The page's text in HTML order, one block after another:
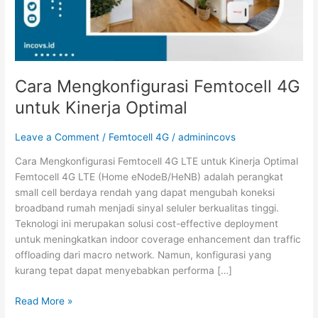
Cara Mengkonfigurasi Femtocell 4G
untuk Kinerja Optimal
Leave a Comment / Femtocell 4G /adminincovs
Cara Mengkonfigurasi Femtocell 4G LTE untuk Kinerja Optimal
Femtocell 4G LTE (Home eNodeB/HeNB) adalah perangkat
small cell berdaya rendah yang dapat mengubah koneksi
broadband rumah menjadi sinyal seluler berkualitas tinggi.
Teknologi ini merupakan solusi cost-effective deployment
untuk meningkatkan indoor coverage enhancement dan traffic
offloading dari macro network. Namun, konfigurasi yang
kurang tepat dapat menyebabkan performa […]
Read More »